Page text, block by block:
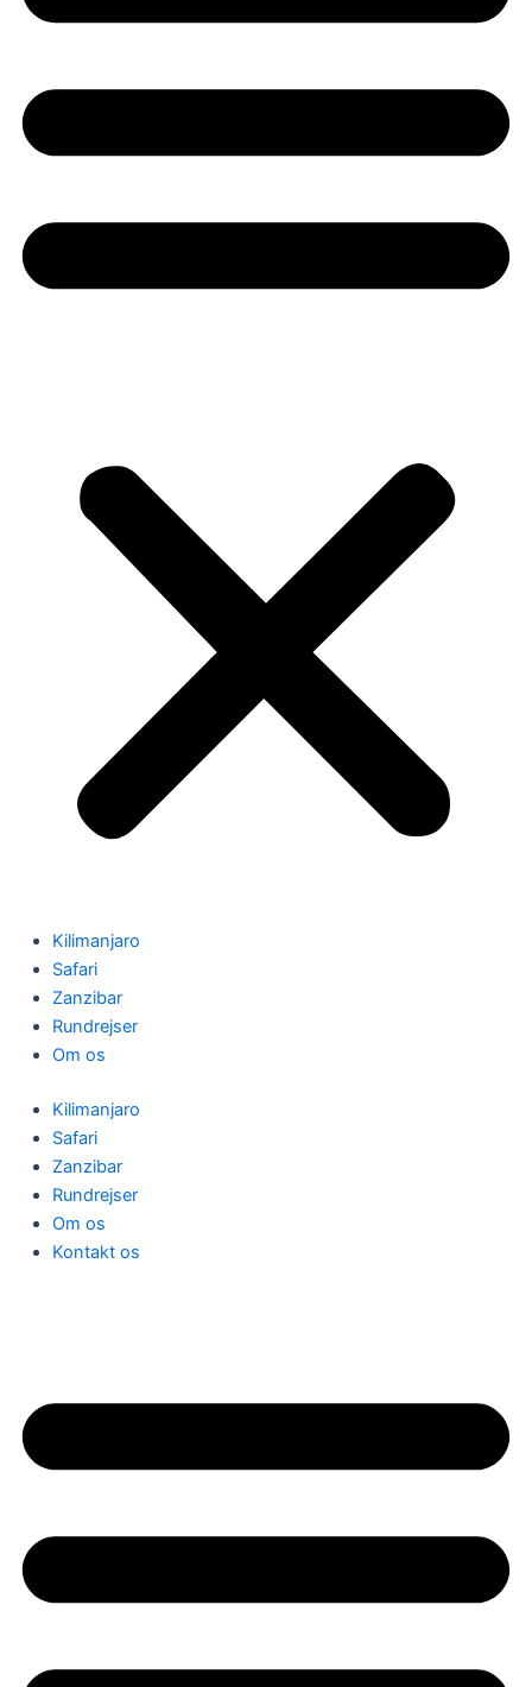
Kilimanjaro
Safari
Zanzibar
Rundrejser
Om os
Kilimanjaro
Safari
Zanzibar
Rundrejser
Om os
Kontakt os